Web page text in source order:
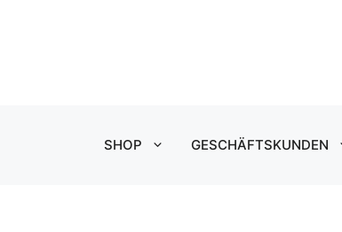
SHOP GESCHÄFTSKUNDEN